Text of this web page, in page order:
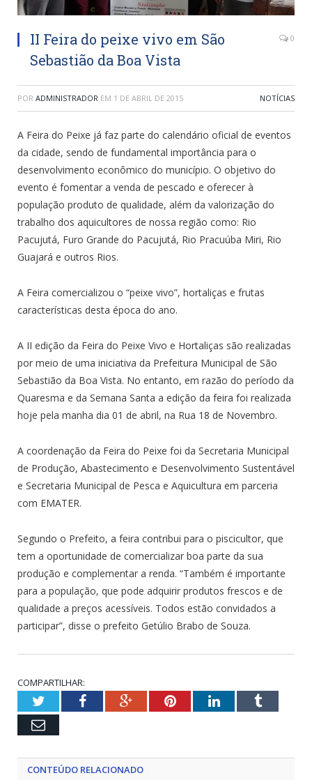
II Feira do peixe vivo em São
Sebastião da Boa Vista
0
POR ADMINISTRADOR EM 1 DE ABRIL DE 2015 NOTÍCIAS
A Feira do Peixe já faz parte do calendário oficial de eventos
da cidade, sendo de fundamental importância para o
desenvolvimento econômico do município. O objetivo do
evento é fomentar a venda de pescado e oferecer à
população produto de qualidade, além da valorização do
trabalho dos aquicultores de nossa região como: Rio
Pacujutá, Furo Grande do Pacujutá, Rio Pracuúba Miri, Rio
Guajará e outros Rios.
A Feira comercializou o “peixe vivo”, hortaliças e frutas
características desta época do ano.
A II edição da Feira do Peixe Vivo e Hortaliças são realizadas
por meio de uma iniciativa da Prefeitura Municipal de São
Sebastião da Boa Vista. No entanto, em razão do período da
Quaresma e da Semana Santa a edição da feira foi realizada
hoje pela manha dia 01 de abril, na Rua 18 de Novembro.
A coordenação da Feira do Peixe foi da Secretaria Municipal
de Produção, Abastecimento e Desenvolvimento Sustentável
e Secretaria Municipal de Pesca e Aquicultura em parceria
com EMATER.
Segundo o Prefeito, a feira contribui para o piscicultor, que
tem a oportunidade de comercializar boa parte da sua
produção e complementar a renda. “Também é importante
para a população, que pode adquirir produtos frescos e de
qualidade a preços acessíveis. Todos estão convidados a
participar”, disse o prefeito Getúlio Brabo de Souza.
COMPARTILHAR:
TwitterFacebookGoogle+PinterestLinkedInTumblr
Email
CONTEÚDO RELACIONADO